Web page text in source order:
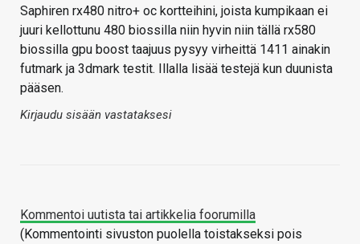
Saphiren rx480 nitro+ oc kortteihini, joista kumpikaan ei
juuri kellottunu 480 biossilla niin hyvin niin tällä rx580
biossilla gpu boost taajuus pysyy virheittä 1411 ainakin
futmark ja 3dmark testit. Illalla lisää testejä kun duunista
pääsen.
Kirjaudu sisään vastataksesi
Kommentoi uutista tai artikkelia foorumilla
(Kommentointi sivuston puolella toistakseksi pois